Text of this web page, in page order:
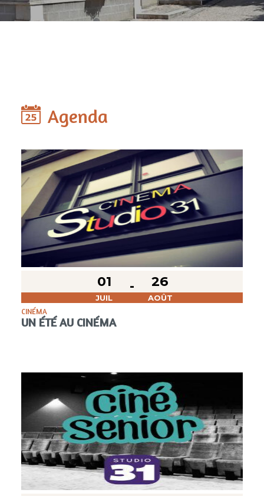
Agenda
01
JUIL
26
AOÛT
CINÉMA
UN ÉTÉ AU CINÉMA